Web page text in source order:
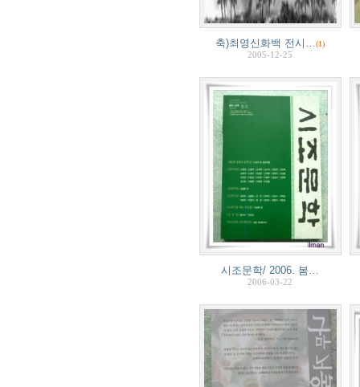
축)최영신화백 전시…(1)
2005-12-25
시조문학/ 2006. 봄…
2006-03-22